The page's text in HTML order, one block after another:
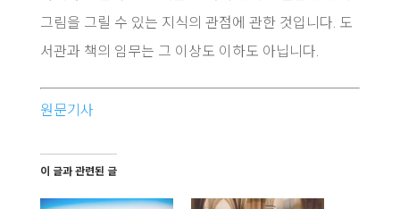
그림을 그릴 수 있는 지식의 관점에 관한 것입니다. 도
서관과 책의 임무는 그 이상도 이하도 아닙니다.
원문기사
이 글과 관련된 글